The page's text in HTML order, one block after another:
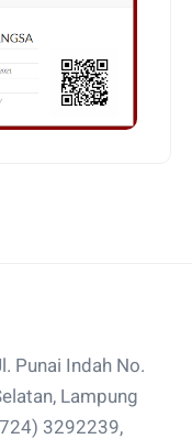
Punai Indah No.
Lampung
3292239,